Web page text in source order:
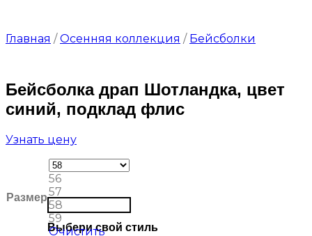
Выбери свой стиль
Главная / Осенняя коллекция / Бейсболки
Бейсболка драп Шотландка, цвет
синий, подклад флис
Узнать цену
Размер
56
57
58
59
Очистить